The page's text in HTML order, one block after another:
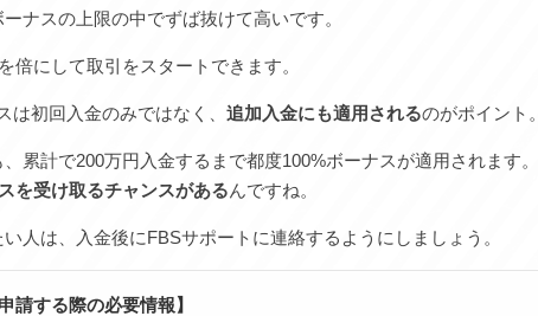
ナスの上限の中でずば抜けて高いです。
倍にして取引をスタートできます。
は初回入金のみではなく、 追加入金にも適用されるのがポイント。
累計で200万円入金するまで都度100%ボーナスが適用されます。
を受け取るチャンスがあるんですね。
人は、入金後にFBSサポートに連絡するようにしましょう。
請する際の必要情報】